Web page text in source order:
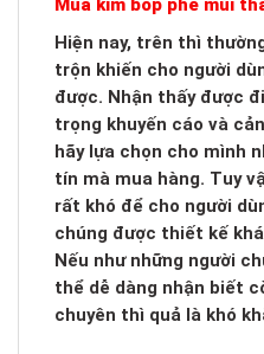
Mua kìm bóp phe mũi
Hiện nay, trên thì
trộn khiến cho người
được. Nhận thấy được
trọng khuyến cáo và
hãy lựa chọn cho mình
tín mà mua hàng. Tuy
rất khó để cho người
chúng được thiết kế
Nếu như những người
thể dễ dàng nhận biết
chuyên thì quả là khó